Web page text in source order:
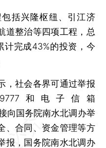
括兴隆枢纽、引江济
道整治等四项工程，总
计完成43%的投资，今
社会各界可通过举报
和电子信箱
向国务院南水北调办举
、合同、资金管理等方
报，国务院南水北调办